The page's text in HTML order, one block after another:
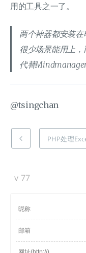
用的工具之一了。
两个神器都安装
很少场景能用上，
代替
@tsingchan
PHP处理
v 77